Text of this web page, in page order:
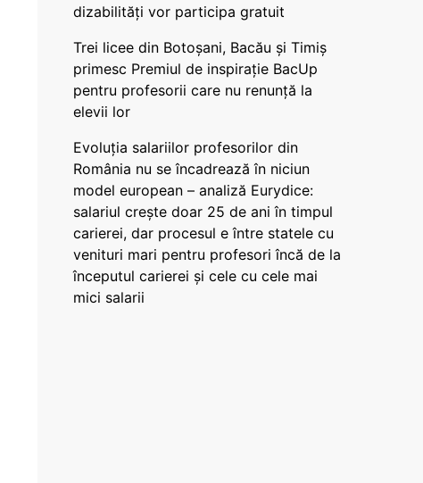
dizabilităţi vor participa gratuit
Trei licee din Botoșani, Bacău și Timiș
primesc Premiul de inspirație BacUp
pentru profesorii care nu renunță la
elevii lor
Evoluția salariilor profesorilor din
România nu se încadrează în niciun
model european – analiză Eurydice:
salariul crește doar 25 de ani în timpul
carierei, dar procesul e între statele cu
venituri mari pentru profesori încă de la
începutul carierei și cele cu cele mai
mici salarii